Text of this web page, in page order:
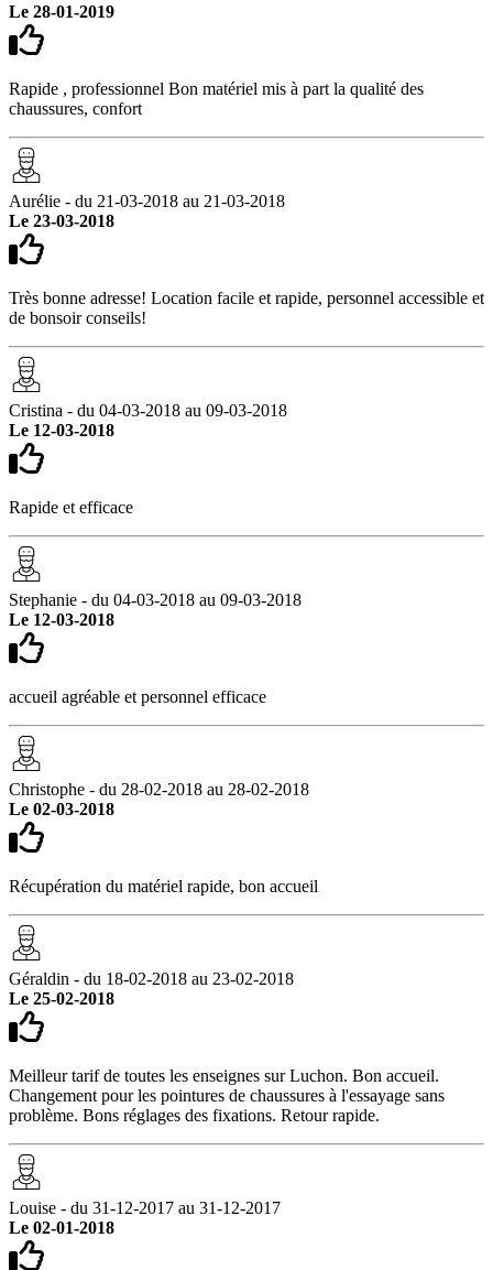
Le 28-01-2019
Rapide , professionnel Bon matériel mis à part la qualité des
chaussures, confort
Aurélie - du 21-03-2018 au 21-03-2018
Le 23-03-2018
Très bonne adresse! Location facile et rapide, personnel accessible et
de bonsoir conseils!
Cristina - du 04-03-2018 au 09-03-2018
Le 12-03-2018
Rapide et efficace
Stephanie - du 04-03-2018 au 09-03-2018
Le 12-03-2018
accueil agréable et personnel efficace
Christophe - du 28-02-2018 au 28-02-2018
Le 02-03-2018
Récupération du matériel rapide, bon accueil
Géraldin - du 18-02-2018 au 23-02-2018
Le 25-02-2018
Meilleur tarif de toutes les enseignes sur Luchon. Bon accueil.
Changement pour les pointures de chaussures à l'essayage sans
problème. Bons réglages des fixations. Retour rapide.
Louise - du 31-12-2017 au 31-12-2017
Le 02-01-2018